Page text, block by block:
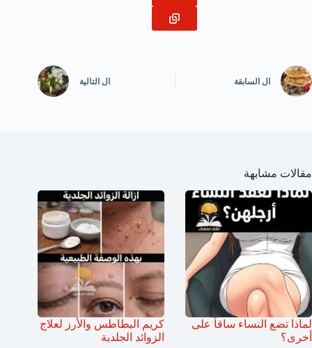
ال السابقة ال التالية
مقالات مشابهة
لماذا تضع النساء ساقاً على
أخرى؟
كريم البطاطس والأرز لعلاج
الزوائد الجلدية